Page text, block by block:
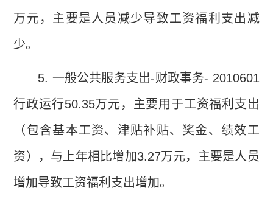
万元，主要是人员减少导致工资福利支出减
少。
5. 一般公共服务支出-财政事务- 2010601
行政运行50.35万元，主要用于工资福利支出
（包含基本工资、津贴补贴、奖金、绩效工
资），与上年相比增加3.27万元，主要是人员
增加导致工资福利支出增加。